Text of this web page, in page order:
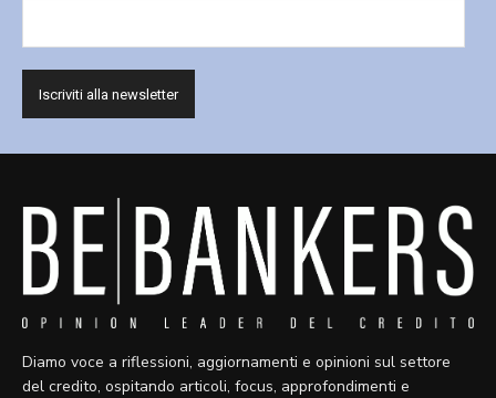
Diamo voce a riflessioni, aggiornamenti e opinioni sul settore
del credito, ospitando articoli, focus, approfondimenti e